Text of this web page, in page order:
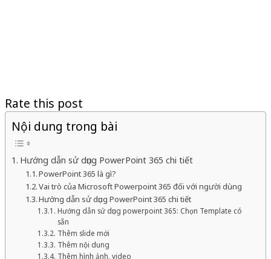
Rate this post
Nội dung trong bài
Hướng dẫn sử dụng PowerPoint 365 chi tiết
PowerPoint 365 là gì?
Vai trò của Microsoft Powerpoint 365 đối với người dùng
Hướng dẫn sử dụng PowerPoint 365 chi tiết
Hướng dẫn sử dụng powerpoint 365: Chọn Template có
sẵn
Thêm slide mới
Thêm nội dung
Thêm hình ảnh, video